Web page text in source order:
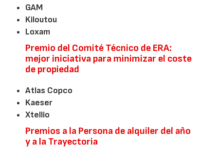
GAM
Kiloutou
Loxam
Premio del Comité Técnico de ERA:
mejor iniciativa para minimizar el coste
de propiedad
Atlas Copco
Kaeser
Xtellio
Premios a la Persona de alquiler del año
y a la Trayectoria